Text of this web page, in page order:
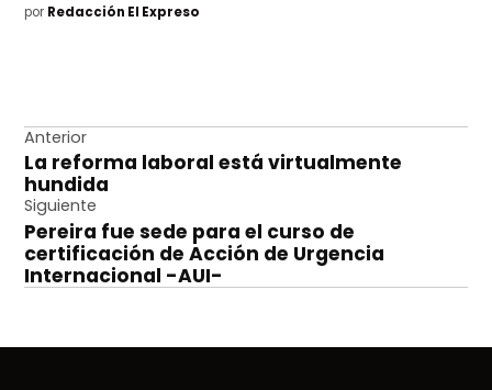
por Redacción El Expreso
Navegación
de
entradas
Anterior
La reforma laboral está virtualmente
hundida
Siguiente
Pereira fue sede para el curso de
certificación de Acción de Urgencia
Internacional -AUI-